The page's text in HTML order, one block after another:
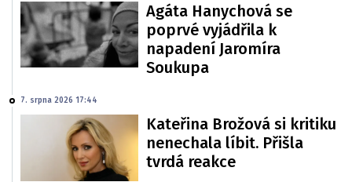
Agáta Hanychová se
poprvé vyjádřila k
napadení Jaromíra
Soukupa
7. srpna 2026 17:44
Kateřina Brožová si kritiku
nenechala líbit. Přišla
tvrdá reakce